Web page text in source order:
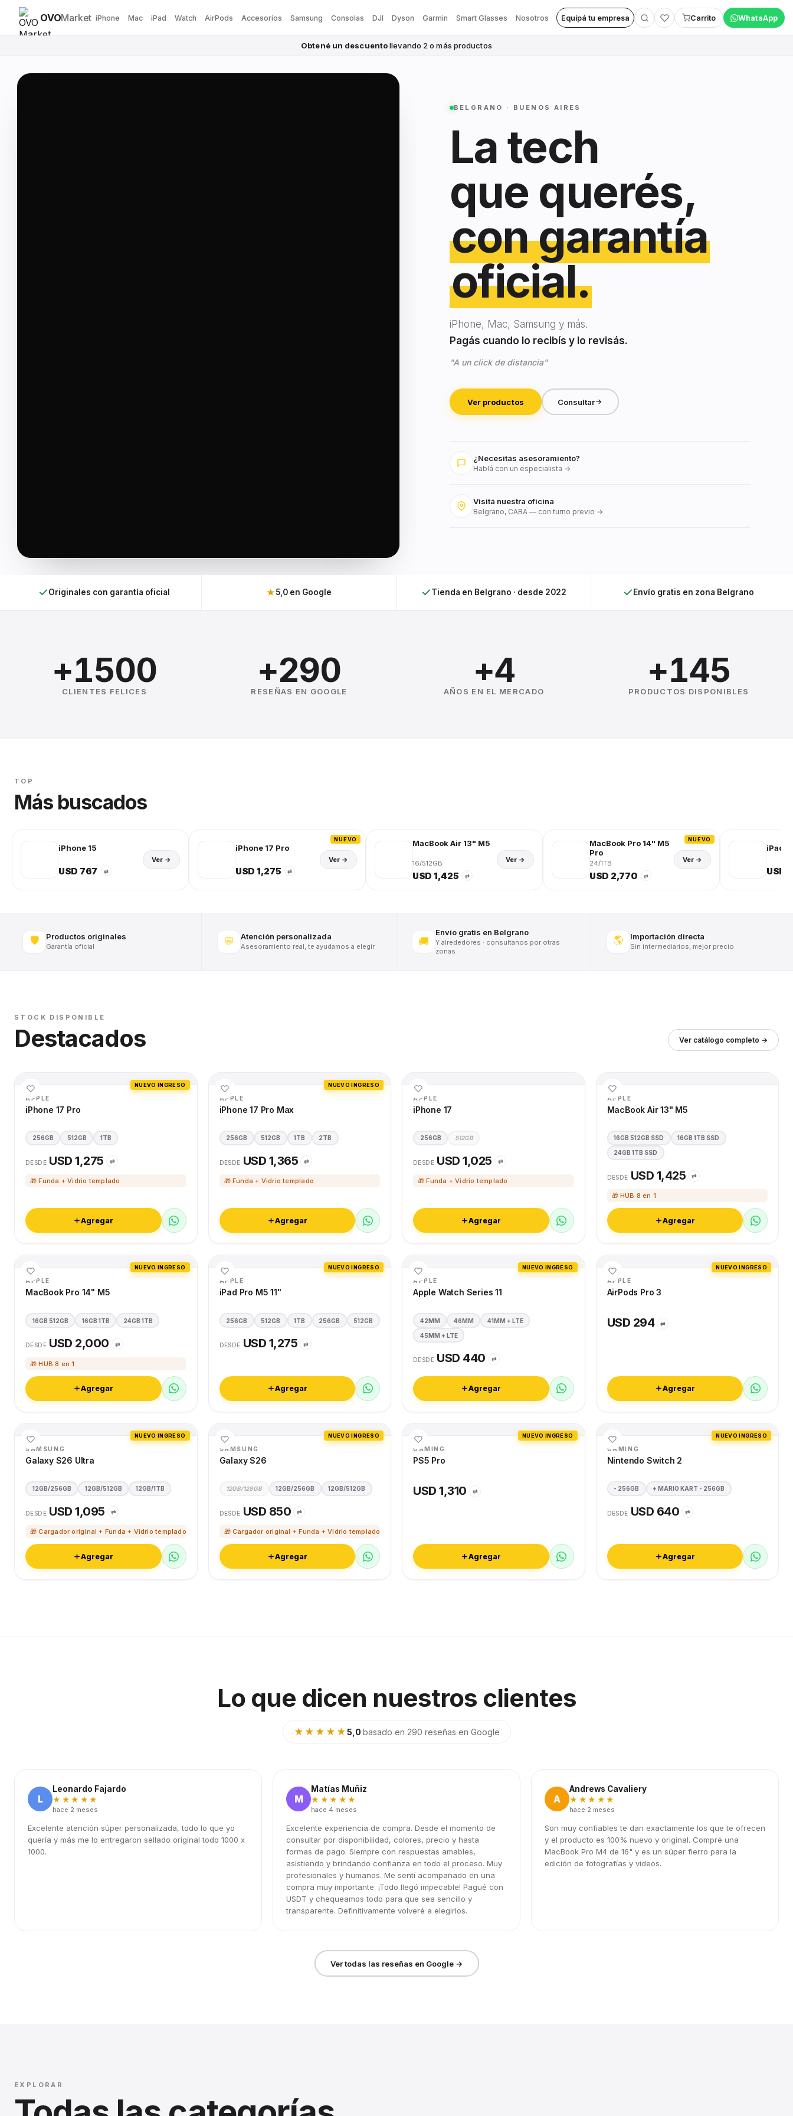
OVOMarket iPhone Mac iPad Watch AirPods Accesorios Samsung Consolas DJI Dyson Garmin Smart Glasses Nosotros Equipá tu empresa Carrito WhatsApp
Obtené un descuentollevando 2 o más productos
BELGRANO · BUENOS AIRES
La tech
que querés,
con garantía
oficial.
iPhone, Mac, Samsung y más.
Pagás cuando lo recibís y lo revisás.
"A un click de distancia"
Ver productos Consultar
¿Necesitás asesoramiento?
Hablá con un especialista →
Visitá nuestra oficina
Belgrano, CABA — con turno previo →
Originales con garantía oficial ★5,0 en Google Tienda en Belgrano · desde 2022 Envío gratis en zona Belgrano
+1500
CLIENTES FELICES
+290
RESEÑAS EN GOOGLE
+4
AÑOS EN EL MERCADO
+145
PRODUCTOS DISPONIBLES
TOP
Más buscados
iPhone 15
USD 767 ⇄
Ver →
NUEVO
iPhone 17 Pro
USD 1,275 ⇄
Ver →
MacBook Air 13" M5
16/512GB
USD 1,425 ⇄
Ver →
NUEVO
MacBook Pro 14" M5
Pro
24/1TB
USD 2,770 ⇄
Ver →
iPad
USD
🛡️ Productos originales
Garantía oficial 💬 Atención personalizada
Asesoramiento real, te ayudamos a elegir 🚚
Envío gratis en Belgrano
Y alrededores · consultanos por otras
zonas
🌎 Importación directa
Sin intermediarios, mejor precio
STOCK DISPONIBLE
Destacados Ver catálogo completo →
NUEVO INGRESO
APPLE
iPhone 17 Pro
256GB 512GB 1TB
DESDE USD 1,275 ⇄
🎁 Funda + Vidrio templado
Agregar
NUEVO INGRESO
APPLE
iPhone 17 Pro Max
256GB 512GB 1TB 2TB
DESDE USD 1,365 ⇄
🎁 Funda + Vidrio templado
Agregar
APPLE
iPhone 17
256GB 512GB
DESDE USD 1,025 ⇄
🎁 Funda + Vidrio templado
Agregar
APPLE
MacBook Air 13" M5
16GB 512GB SSD 16GB 1TB SSD
24GB 1TB SSD
DESDE USD 1,425 ⇄
🎁 HUB 8 en 1
Agregar
NUEVO INGRESO
APPLE
MacBook Pro 14" M5
16GB 512GB 16GB 1TB 24GB 1TB
DESDE USD 2,000 ⇄
🎁 HUB 8 en 1
Agregar
NUEVO INGRESO
APPLE
iPad Pro M5 11"
256GB 512GB 1TB 256GB 512GB
DESDE USD 1,275 ⇄
Agregar
NUEVO INGRESO
APPLE
Apple Watch Series 11
42MM 46MM 41MM + LTE
45MM + LTE
DESDE USD 440 ⇄
Agregar
NUEVO INGRESO
APPLE
AirPods Pro 3
USD 294 ⇄
Agregar
NUEVO INGRESO
SAMSUNG
Galaxy S26 Ultra
12GB/256GB 12GB/512GB 12GB/1TB
DESDE USD 1,095 ⇄
🎁 Cargador original + Funda + Vidrio templado
Agregar
NUEVO INGRESO
SAMSUNG
Galaxy S26
12GB/128GB 12GB/256GB 12GB/512GB
DESDE USD 850 ⇄
🎁 Cargador original + Funda + Vidrio templado
Agregar
NUEVO INGRESO
GAMING
PS5 Pro
USD 1,310 ⇄
Agregar
NUEVO INGRESO
GAMING
Nintendo Switch 2
- 256GB + MARIO KART - 256GB
DESDE USD 640 ⇄
Agregar
Lo que dicen nuestros clientes
★★★★★5,0·basado en 290 reseñas en Google
L
Leonardo Fajardo
★★★★★
hace 2 meses
Excelente atención súper personalizada, todo lo que yo
quería y más me lo entregaron sellado original todo 1000 x
1000.
M
Matías Muñiz
★★★★★
hace 4 meses
Excelente experiencia de compra. Desde el momento de
consultar por disponibilidad, colores, precio y hasta
formas de pago. Siempre con respuestas amables,
asistiendo y brindando confianza en todo el proceso. Muy
profesionales y humanos. Me sentí acompañado en una
compra muy importante. ¡Todo llegó impecable! Pagué con
USDT y chequeamos todo para que sea sencillo y
transparente. Definitivamente volveré a elegirlos.
A
Andrews Cavaliery
★★★★★
hace 2 meses
Son muy confiables te dan exactamente los que te ofrecen
y el producto es 100% nuevo y original. Compré una
MacBook Pro M4 de 16" y es un súper fierro para la
edición de fotografías y videos.
Ver todas las reseñas en Google →
EXPLORAR